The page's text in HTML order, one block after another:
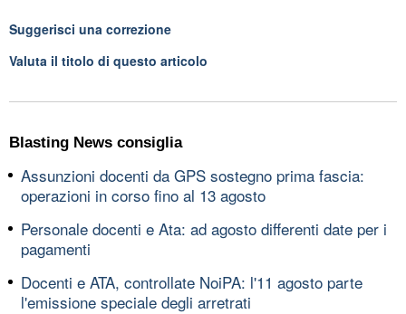
Suggerisci una correzione
Valuta il titolo di questo articolo
Blasting News consiglia
Assunzioni docenti da GPS sostegno prima fascia:
operazioni in corso fino al 13 agosto
Personale docenti e Ata: ad agosto differenti date per i
pagamenti
Docenti e ATA, controllate NoiPA: l'11 agosto parte
l'emissione speciale degli arretrati